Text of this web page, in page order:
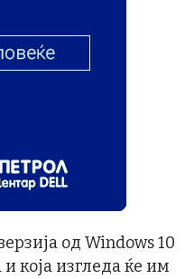
од Windows 10
и која изгледа ќе им